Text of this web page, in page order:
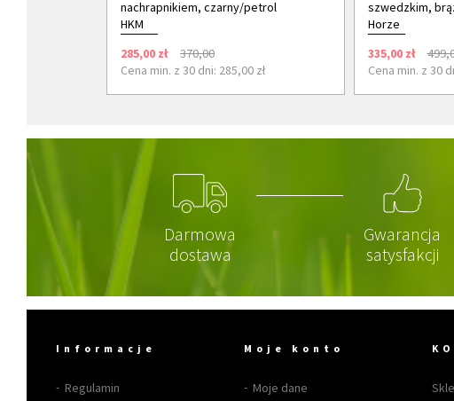
nachrapnikiem, czarny/petrol
HKM
285,00 zł
370,00
Cena min. z 30 dni: 285,00 zł
szwedzkim,
Horze
335,00 zł
Cena min. z 30
Darmowa
dostawa
Gwarancja
satysfakcji
Informacje
Regulamin
Moje konto
Moje dane